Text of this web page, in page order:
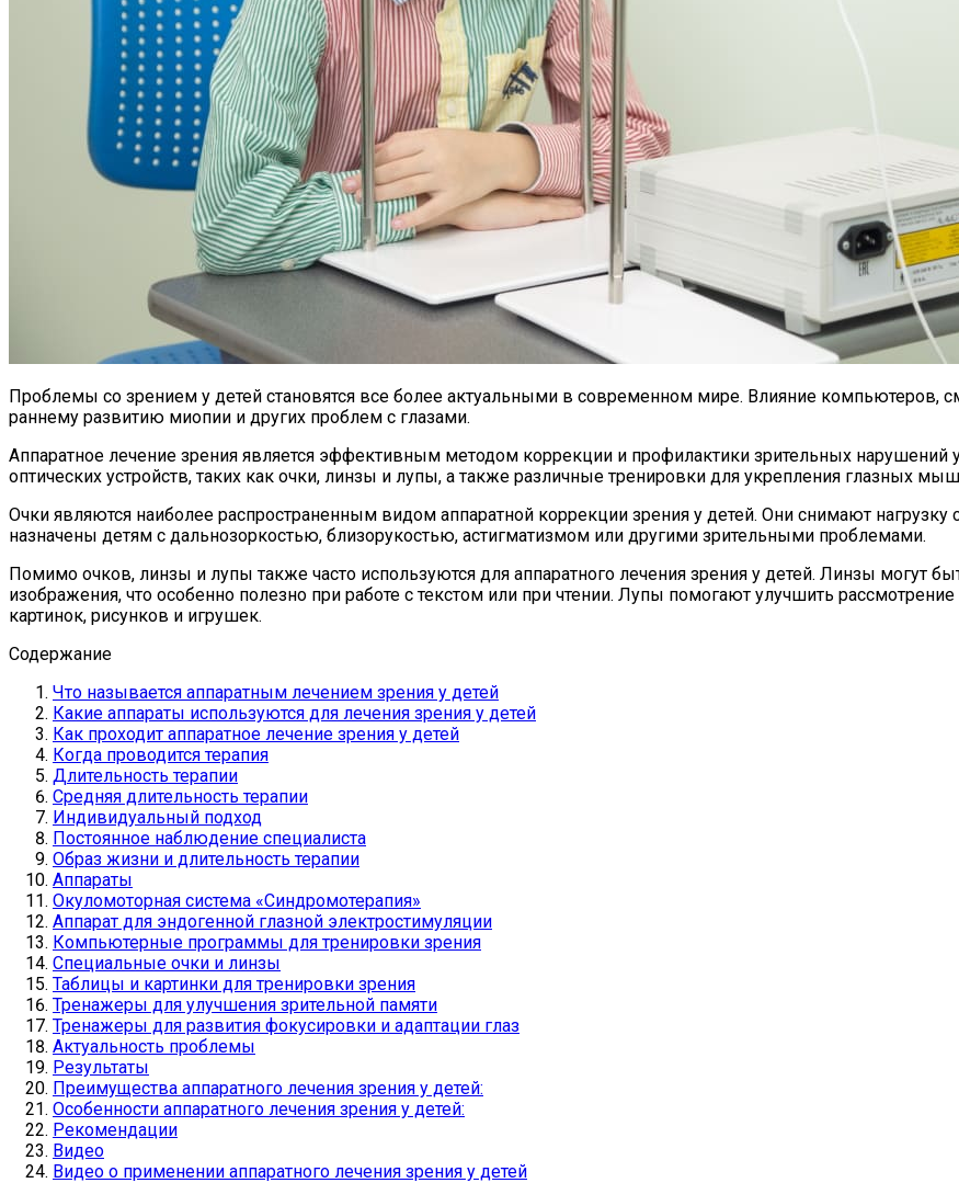
Проблемы со зрением у детей становятся все более актуальными в современном мире. Влияние компьютеров,
раннему развитию миопии и других проблем с глазами.
Аппаратное лечение зрения является эффективным методом коррекции и профилактики зрительных нарушений
оптических устройств, таких как очки, линзы и лупы, а также различные тренировки для укрепления глазных
Очки являются наиболее распространенным видом аппаратной коррекции зрения у детей. Они снимают нагрузку
назначены детям с дальнозоркостью, близорукостью, астигматизмом или другими зрительными проблемами.
Помимо очков, линзы и лупы также часто используются для аппаратного лечения зрения у детей. Линзы могут
изображения, что особенно полезно при работе с текстом или при чтении. Лупы помогают улучшить
картинок, рисунков и игрушек.
Содержание
Что называется аппаратным лечением зрения у детей
Какие аппараты используются для лечения зрения у детей
Как проходит аппаратное лечение зрения у детей
Когда проводится терапия
Длительность терапии
Средняя длительность терапии
Индивидуальный подход
Постоянное наблюдение специалиста
Образ жизни и длительность терапии
Аппараты
Окуломоторная система «Синдромотерапия»
Аппарат для эндогенной глазной электростимуляции
Компьютерные программы для тренировки зрения
Специальные очки и линзы
Таблицы и картинки для тренировки зрения
Тренажеры для улучшения зрительной памяти
Тренажеры для развития фокусировки и адаптации глаз
Актуальность проблемы
Результаты
Преимущества аппаратного лечения зрения у детей:
Особенности аппаратного лечения зрения у детей:
Рекомендации
Видео
Видео о применении аппаратного лечения зрения у детей